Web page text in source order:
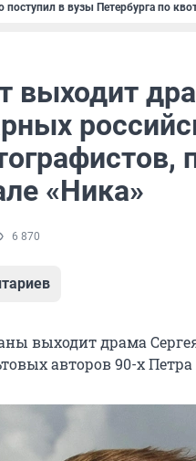
поступил в вузы Петербурга по
выходит
«Ника»
6 870
выходит драма
авторов 90-х